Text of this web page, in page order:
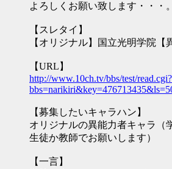
よろしくお願い致します・・・。
【スレタイ】
【オリジナル】国立光明学院【
【URL】
http://www.10ch.tv/bbs/test/read.cgi?
【募集したいキャラハン】
オリジナルの異能力者キャラ（
生徒か教師でお願いします）
【一言】